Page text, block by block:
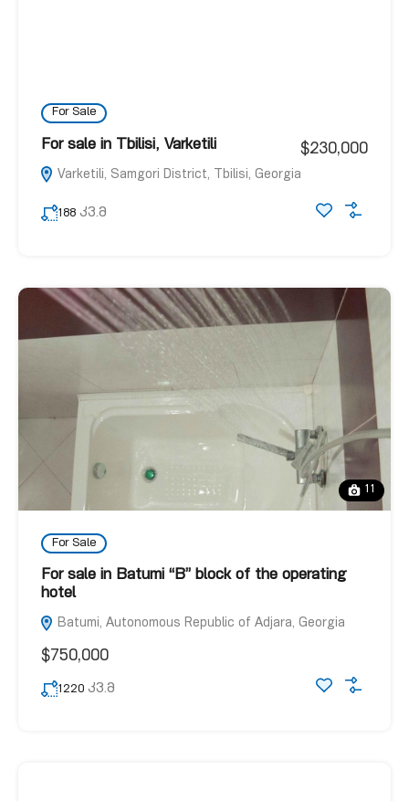
For Sale
For sale in Tbilisi, Varketili
Varketili, Samgori District, Tbilisi, Georgia
$230,000
188 კვ.მ
11
For Sale
For sale in Batumi “B” block of the operating
hotel
Batumi, Autonomous Republic of Adjara, Georgia
$750,000
1220 კვ.მ